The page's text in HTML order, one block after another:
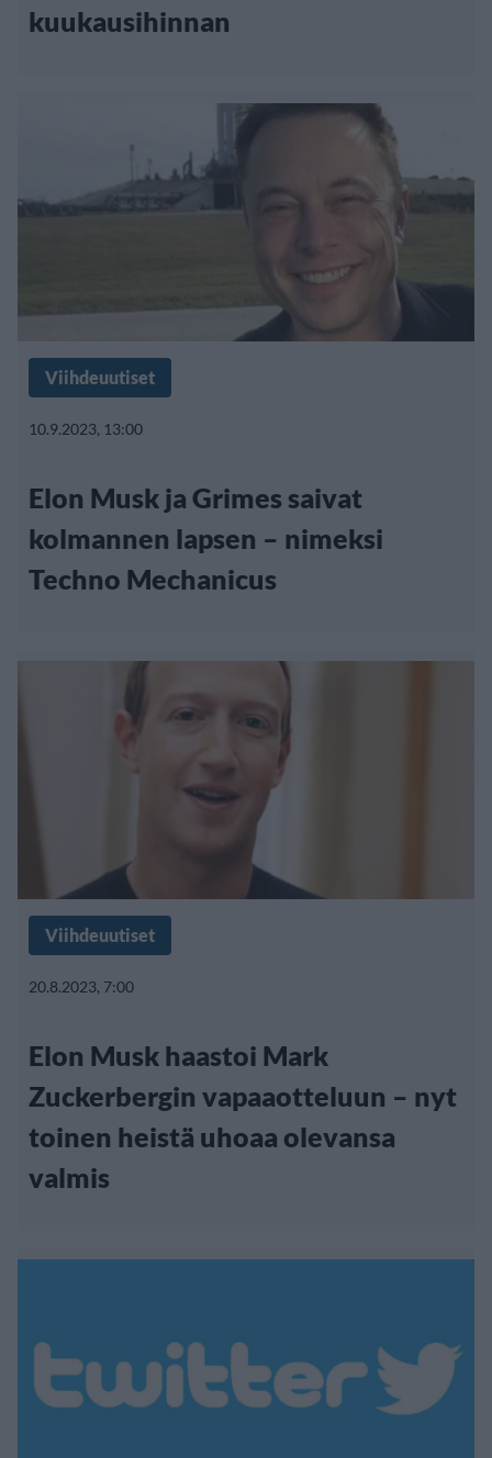
kuukausihinnan
Viihdeuutiset
10.9.2023, 13:00
Elon Musk ja Grimes saivat
kolmannen lapsen – nimeksi
Techno Mechanicus
Viihdeuutiset
20.8.2023, 7:00
Elon Musk haastoi Mark
Zuckerbergin vapaaotteluun – nyt
toinen heistä uhoaa olevansa
valmis